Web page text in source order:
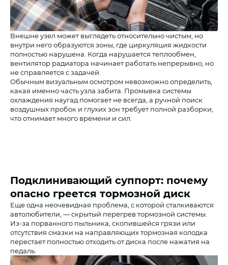
Внешне узел может выглядеть относительно чистым, но
внутри него образуются зоны, где циркуляция жидкости
полностью нарушена. Когда нарушается теплообмен,
вентилятор радиатора начинает работать непрерывно, но
не справляется с задачей.
Обычным визуальным осмотром невозможно определить,
какая именно часть узла забита. Промывка системы
охлаждения наугад помогает не всегда, а ручной поиск
воздушных пробок и глухих зон требует полной разборки,
что отнимает много времени и сил.
Подклинивающий суппорт: почему
опасно греется тормозной диск
Еще одна неочевидная проблема, с которой сталкиваются
автолюбители, — скрытый перегрев тормозной системы.
Из-за порванного пыльника, скопившейся грязи или
отсутствия смазки на направляющих тормозная колодка
перестает полностью отходить от диска после нажатия на
педаль.